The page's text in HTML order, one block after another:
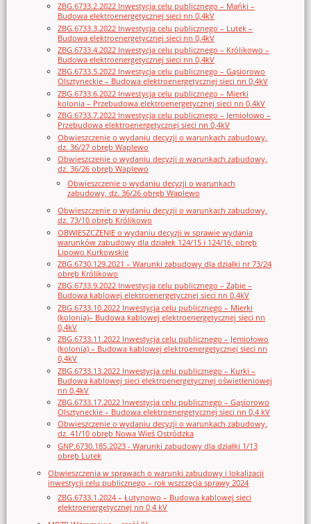
ZBG.6733.2.2022 Inwestycja celu publicznego – Mańki –
Budowa elektroenergetycznej sieci nn 0,4kV
ZBG.6733.3.2022 Inwestycja celu publicznego – Lutek –
Budowa elektroenergetycznej sieci nn 0,4kV
ZBG.6733.4.2022 Inwestycja celu publicznego – Królikowo –
Budowa elektroenergetycznej sieci nn 0,4kV
ZBG.6733.5.2022 Inwestycja celu publicznego – Gąsiorowo
Olsztyneckie – Budowa elektroenergetycznej sieci nn 0,4kV
ZBG.6733.6.2022 Inwestycja celu publicznego – Mierki
kolonia – Przebudowa elektroenergetycznej sieci nn 0,4kV
ZBG.6733.7.2022 Inwestycja celu publicznego – Jemiołowo –
Przebudowa elektroenergetycznej sieci nn 0,4kV
Obwieszczenie o wydaniu decyzji o warunkach zabudowy,
dz. 36/27 obręb Waplewo
Obwieszczenie o wydaniu decyzji o warunkach zabudowy,
dz. 36/26 obręb Waplewo
Obwieszczenie o wydaniu decyzji o warunkach
zabudowy, dz. 36/26 obręb Waplewo
Obwieszczenie o wydaniu decyzji o warunkach zabudowy,
dz. 73/10 obręb Królikowo
OBWIESZCZENIE o wydaniu decyzji w sprawie wydania
warunków zabudowy dla działek 124/15 i 124/16, obręb
Lipowo Kurkowskie
ZBG.6730.129.2021 – Warunki zabudowy dla działki nr 73/24
obręb Królikowo
ZBG.6733.9.2022 Inwestycja celu publicznego – Ząbie –
Budowa kablowej elektroenergetycznej sieci nn 0,4kV
ZBG.6733.10.2022 Inwestycja celu publicznego – Mierki
(kolonia)– Budowa kablowej elektroenergetycznej sieci nn
0,4kV
ZBG.6733.11.2022 Inwestycja celu publicznego – Jemiołowo
(kolonia) – Budowa kablowej elektroenergetycznej sieci nn
0,4kV
ZBG.6733.13.2022 Inwestycja celu publicznego – Kurki –
Budowa kablowej sieci elektroenergetycznej oświetleniowej
nn 0,4kV
ZBG.6733.17.2022 Inwestycja celu publicznego – Gąsiorowo
Olsztyneckie – Budowa elektroenergetycznej sieci nn 0,4 kV
Obwieszczenie o wydaniu decyzji o warunkach zabudowy,
dz. 41/10 obręb Nowa Wieś Ostródzka
GNP.6730.185.2023 - Warunki zabudowy dla działki 1/13
obręb Lutek
Obwieszczenia w sprawach o warunki zabudowy i lokalizacji
inwestycji celu publicznego – rok wszczęcia sprawy 2024
ZBG.6733.1.2024 – Łutynowo – Budowa kablowej sieci
elektroenergetycznej nn 0,4 kV